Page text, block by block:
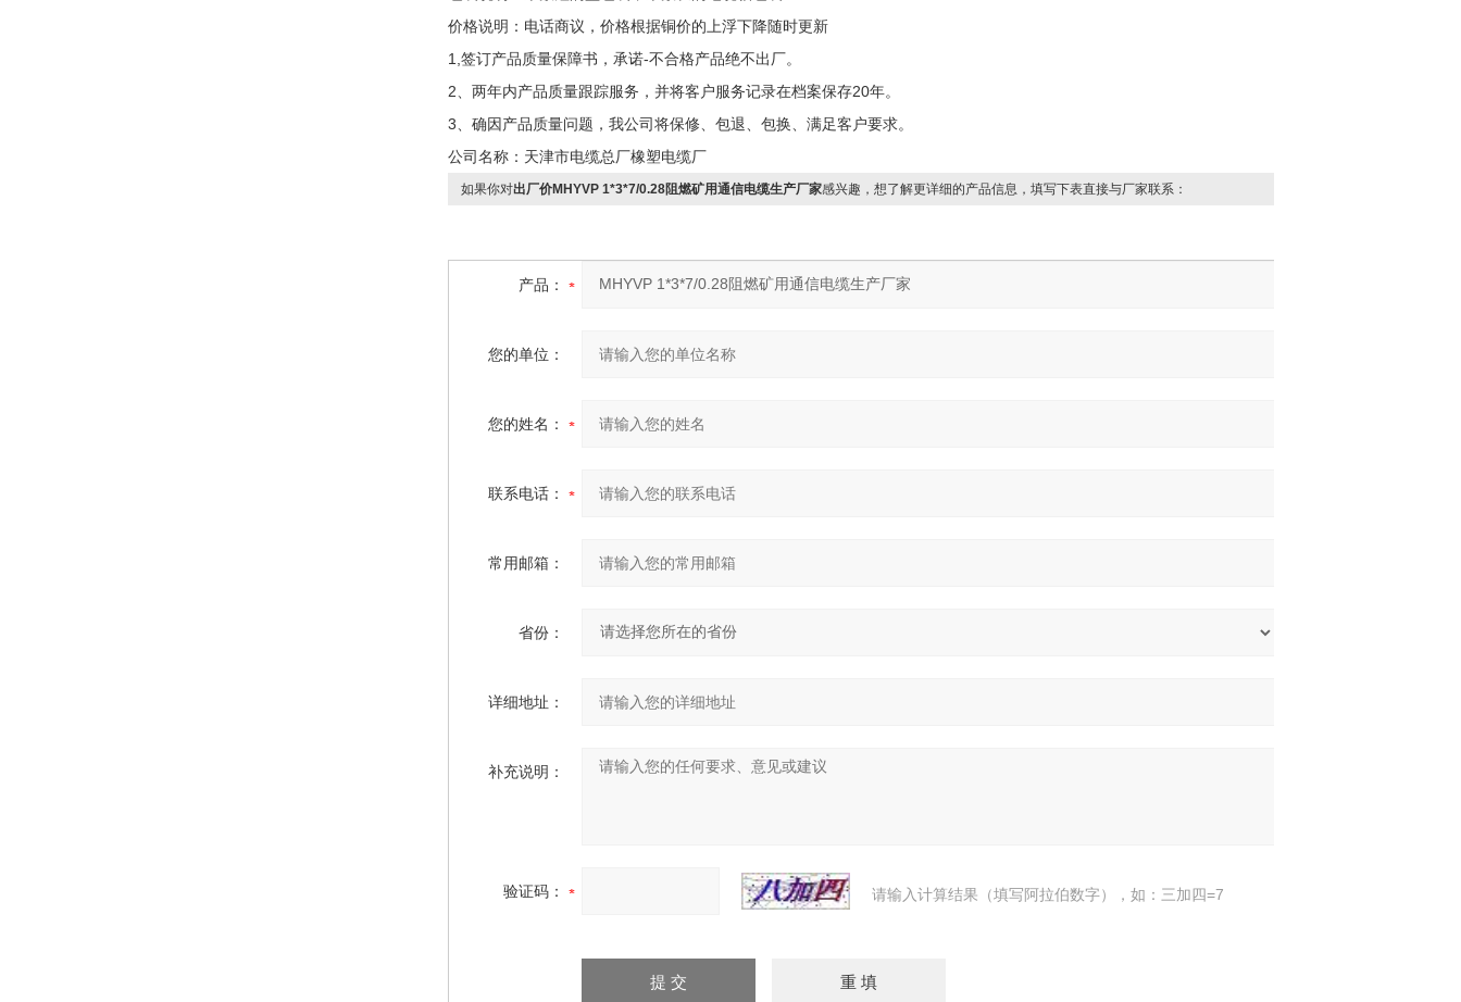
价格说明：电话商议，价格根据铜价的上浮下降随时更新
1,签订产品质量保障书，承诺-不合格产品绝不出厂。
2、两年内产品质量跟踪服务，并将客户服务记录在档案保存20年。
3、确因产品质量问题，我公司将保修、包退、包换、满足客户要求。
公司名称：天津市电缆总厂橡塑电缆厂
如果你对出厂价MHYVP 1*3*7/0.28阻燃矿用通信电缆生产厂家感兴趣，想了解更详细的产品信息，填写下表直接与厂家联系：
产品：
您的单位：
您的姓名：
联系电话：
常用邮箱：
省份：
详细地址：
补充说明：
验证码： 请输入计算结果（填写阿拉伯数字），如：三加四=7